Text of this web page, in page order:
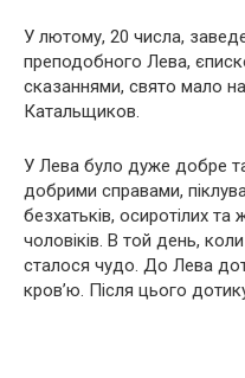
У лютому, 20 числа,
преподобного Лева,
сказаннями, свято мало
Катальщиков.
У Лева було дуже добре
добрими справами,
безхатьків, осиротілих та
чоловіків. В той день,
сталося чудо. До Лева
кров’ю. Після цього